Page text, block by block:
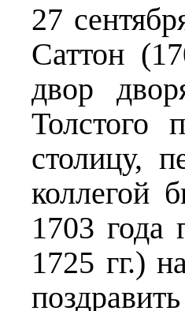
27
Саттон
двор
Толстого
столицу,
коллегой
1703 года
1725 гг.)